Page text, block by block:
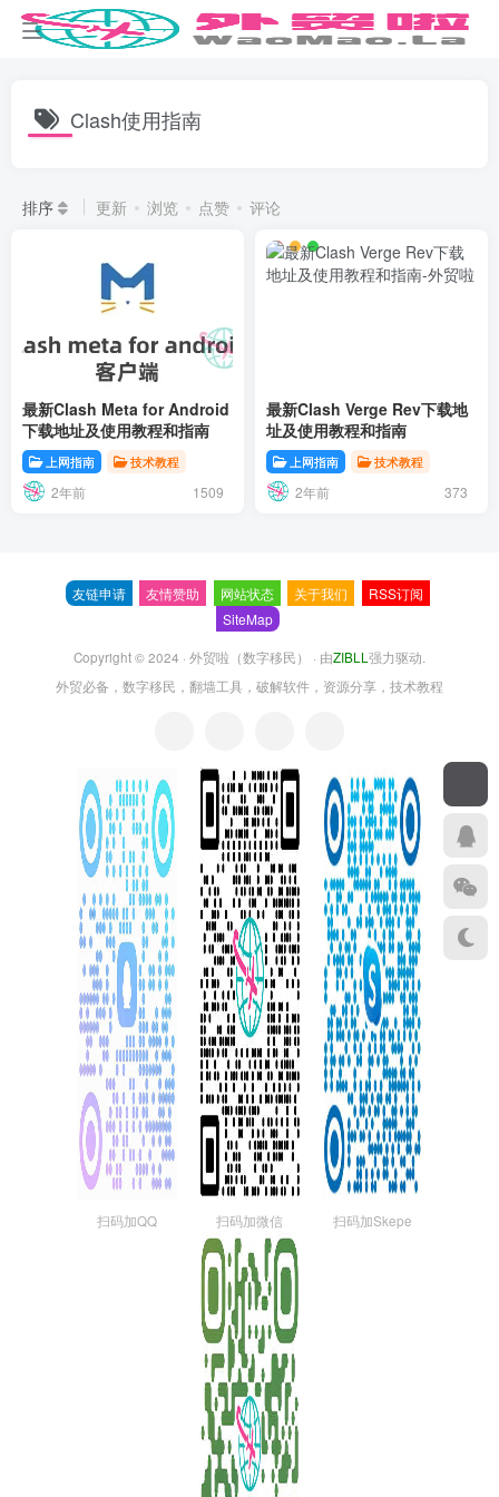
Clash使用指南
排序 更新 浏览 点赞 评论
最新Clash Meta for Android
下载地址及使用教程和指南
上网指南 技术教程
2年前 1509
最新Clash Verge Rev下载地
址及使用教程和指南
上网指南 技术教程
2年前 373
友链申请 友情赞助 网站状态 关于我们
RSS订阅
SiteMap
Copyright © 2024 · 外贸啦（数字移民） · 由ZIBLL强力驱动.
外贸必备，数字移民，翻墙工具，破解软件，资源分享，技术教程
扫码加QQ 扫码加微信 扫码加Skepe